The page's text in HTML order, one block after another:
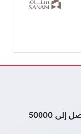
وظائف علوم الأرشيف براتب شهري يصل إلى 50000